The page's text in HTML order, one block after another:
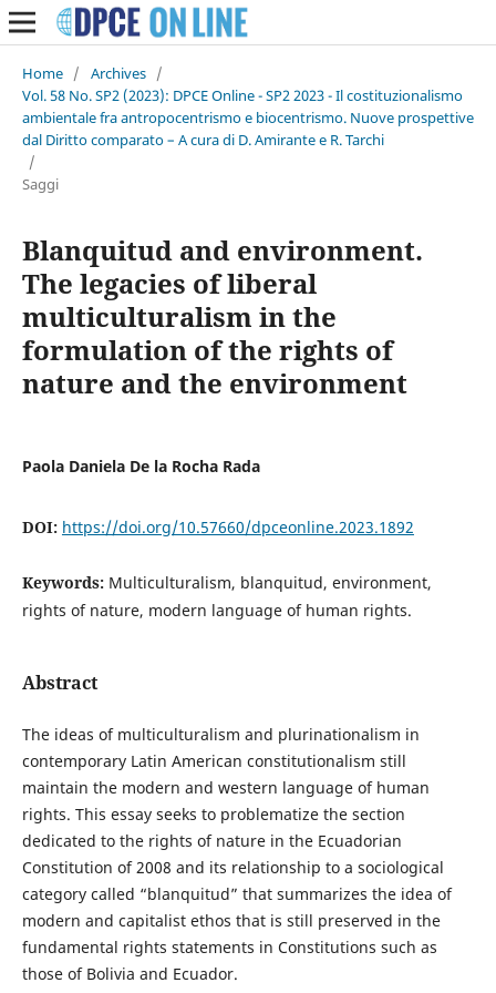
Home / Archives /
Vol. 58 No. SP2 (2023): DPCE Online - SP2 2023 - Il costituzionalismo
ambientale fra antropocentrismo e biocentrismo. Nuove prospettive
dal Diritto comparato – A cura di D. Amirante e R. Tarchi
/
Saggi
Blanquitud and environment.
The legacies of liberal
multiculturalism in the
formulation of the rights of
nature and the environment
Paola Daniela De la Rocha Rada
DOI: https://doi.org/10.57660/dpceonline.2023.1892
Keywords: Multiculturalism, blanquitud, environment,
rights of nature, modern language of human rights.
Abstract
The ideas of multiculturalism and plurinationalism in
contemporary Latin American constitutionalism still
maintain the modern and western language of human
rights. This essay seeks to problematize the section
dedicated to the rights of nature in the Ecuadorian
Constitution of 2008 and its relationship to a sociological
category called “blanquitud” that summarizes the idea of
modern and capitalist ethos that is still preserved in the
fundamental rights statements in Constitutions such as
those of Bolivia and Ecuador.